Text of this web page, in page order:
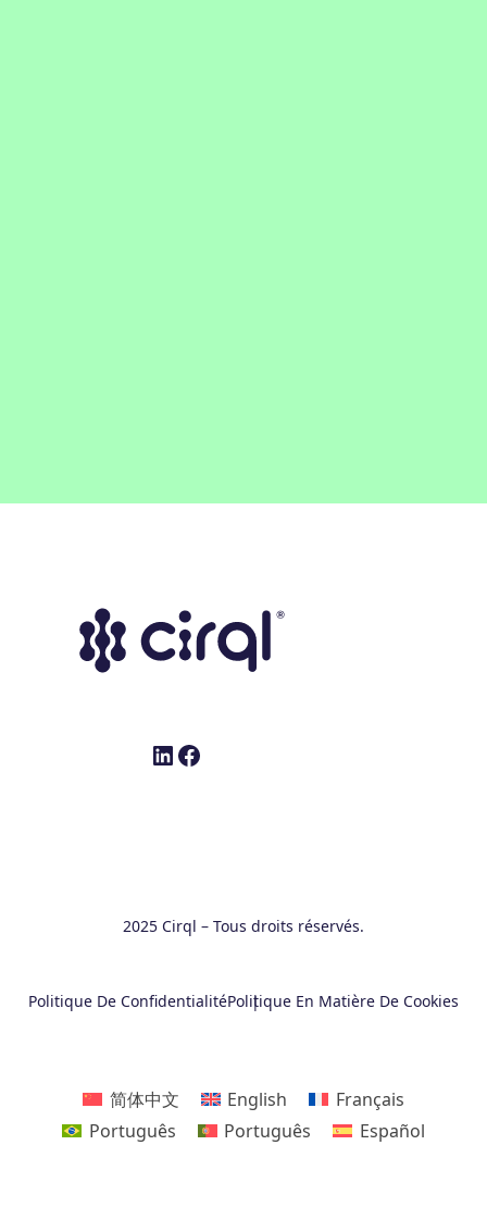
LinkedIn
Facebook
2025 Cirql – Tous droits réservés.
Politique De ConfidentialitéPolitique En Matière De Cookies
简体中文 English
Français
Português
Português Español